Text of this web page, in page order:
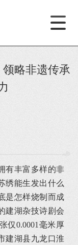
领略非遗传承
有丰富多样的非
绣能生发出什么
是怎样烧制而成
建湖杂技诗剧会
仅0.0001毫米厚
建湖县九龙口淮